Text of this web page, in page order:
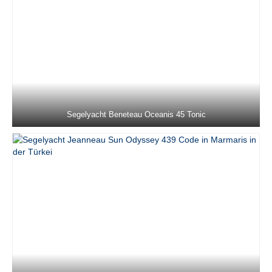
Marmaris in der Türkei
Dufour 390 Grand Large Lady D in
Jeanneau Sun Odyssey 410 Sky Lina in
Segelyacht Beneteau Oceanis 45 Tonic